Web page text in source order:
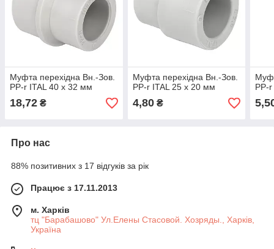
Муфта перехідна Вн.-Зов.
PP-r ITAL 40 x 32 мм
18,72 ₴
Муфта перехідна Вн.-Зов.
PP-r ITAL 25 x 20 мм
4,80₴
PP-
Про нас
88% позитивних з 17 відгуків за рік
Працює з 17.11.2013
м. Харків
тц "Барабашово" Ул.Елены Стасовой. Хозряды., Харків,
Україна